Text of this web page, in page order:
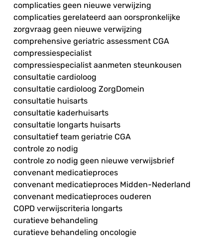
complicaties geen nieuwe verwijzing
complicaties gerelateerd aan oorspronkelijke
zorgvraag geen nieuwe verwijzing
comprehensive geriatric assessment CGA
compressiespecialist
compressiespecialist aanmeten steunkousen
consultatie cardioloog
consultatie cardioloog ZorgDomein
consultatie huisarts
consultatie kaderhuisarts
consultatie longarts huisarts
consultatief team geriatrie CGA
controle zo nodig
controle zo nodig geen nieuwe verwijsbrief
convenant medicatieproces
convenant medicatieproces Midden-Nederland
convenant medicatieproces ouderen
COPD verwijscriteria longarts
curatieve behandeling
curatieve behandeling oncologie